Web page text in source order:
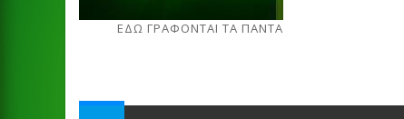
ΕΔΩ ΓΡΑΦΟΝΤΑΙ ΤΑ ΠΑΝΤΑ